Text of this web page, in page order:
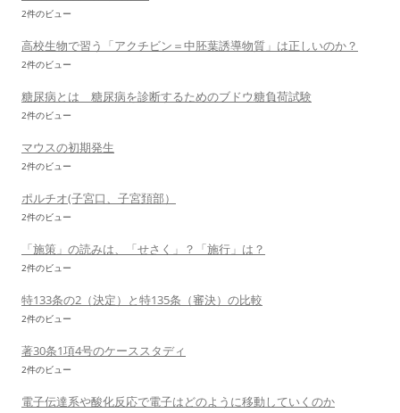
2件のビュー
高校生物で習う「アクチビン＝中胚葉誘導物質」は正しいのか？
2件のビュー
糖尿病とは 糖尿病を診断するためのブドウ糖負荷試験
2件のビュー
マウスの初期発生
2件のビュー
ポルチオ(子宮口、子宮頚部）
2件のビュー
「施策」の読みは、「せさく」？「施行」は？
2件のビュー
特133条の2（決定）と特135条（審決）の比較
2件のビュー
著30条1項4号のケーススタディ
2件のビュー
電子伝達系や酸化反応で電子はどのように移動していくのか